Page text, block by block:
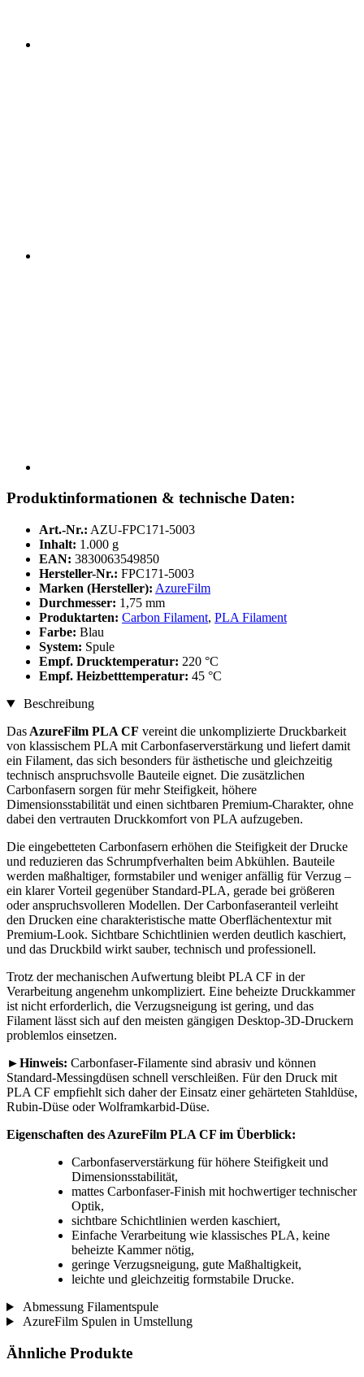
Produktinformationen & technische Daten:
Art.-Nr.: AZU-FPC171-5003
Inhalt: 1.000 g
EAN: 3830063549850
Hersteller-Nr.: FPC171-5003
Marken (Hersteller): AzureFilm
Durchmesser: 1,75 mm
Produktarten: Carbon Filament, PLA Filament
Farbe: Blau
System: Spule
Empf. Drucktemperatur: 220 °C
Empf. Heizbetttemperatur: 45 °C
Beschreibung
Das AzureFilm PLA CF vereint die unkomplizierte Druckbarkeit
von klassischem PLA mit Carbonfaserverstärkung und liefert damit
ein Filament, das sich besonders für ästhetische und gleichzeitig
technisch anspruchsvolle Bauteile eignet. Die zusätzlichen
Carbonfasern sorgen für mehr Steifigkeit, höhere
Dimensionsstabilität und einen sichtbaren Premium-Charakter, ohne
dabei den vertrauten Druckkomfort von PLA aufzugeben.
Die eingebetteten Carbonfasern erhöhen die Steifigkeit der Drucke
und reduzieren das Schrumpfverhalten beim Abkühlen. Bauteile
werden maßhaltiger, formstabiler und weniger anfällig für Verzug –
ein klarer Vorteil gegenüber Standard-PLA, gerade bei größeren
oder anspruchsvolleren Modellen. Der Carbonfaseranteil verleiht
den Drucken eine charakteristische matte Oberflächentextur mit
Premium-Look. Sichtbare Schichtlinien werden deutlich kaschiert,
und das Druckbild wirkt sauber, technisch und professionell.
Trotz der mechanischen Aufwertung bleibt PLA CF in der
Verarbeitung angenehm unkompliziert. Eine beheizte Druckkammer
ist nicht erforderlich, die Verzugsneigung ist gering, und das
Filament lässt sich auf den meisten gängigen Desktop-3D-Druckern
problemlos einsetzen.
►Hinweis: Carbonfaser-Filamente sind abrasiv und können
Standard-Messingdüsen schnell verschleißen. Für den Druck mit
PLA CF empfiehlt sich daher der Einsatz einer gehärteten Stahldüse,
Rubin-Düse oder Wolframkarbid-Düse.
Eigenschaften des AzureFilm PLA CF im Überblick:
Carbonfaserverstärkung für höhere Steifigkeit und
Dimensionsstabilität,
mattes Carbonfaser-Finish mit hochwertiger technischer
Optik,
sichtbare Schichtlinien werden kaschiert,
Einfache Verarbeitung wie klassisches PLA, keine
beheizte Kammer nötig,
geringe Verzugsneigung, gute Maßhaltigkeit,
leichte und gleichzeitig formstabile Drucke.
Abmessung Filamentspule
AzureFilm Spulen in Umstellung
Ähnliche Produkte